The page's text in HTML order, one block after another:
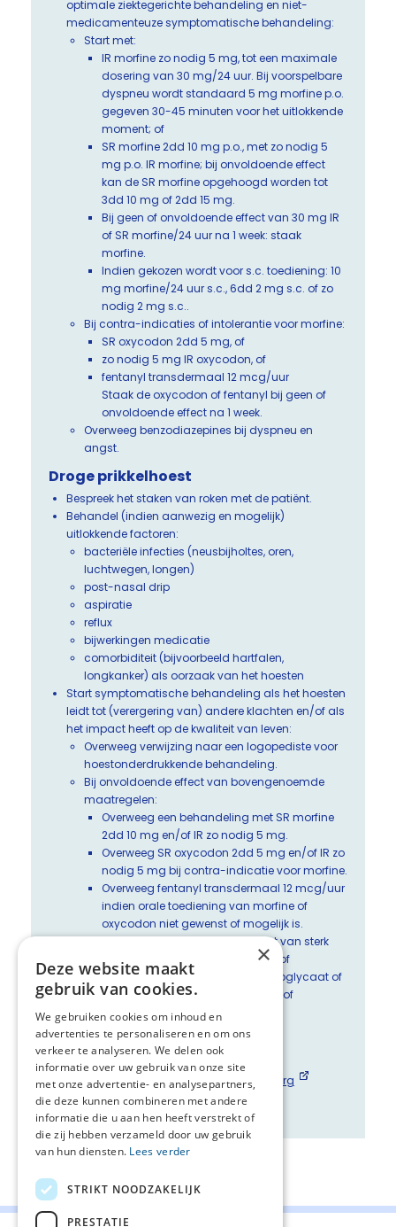
optimale ziektegerichte behandeling en niet-
medicamenteuze symptomatische behandeling:
Start met:
IR morfine zo nodig 5 mg, tot een maximale
dosering van 30 mg/24 uur. Bij voorspelbare
dyspneu wordt standaard 5 mg morfine p.o.
gegeven 30-45 minuten voor het uitlokkende
moment; of
SR morfine 2dd 10 mg p.o., met zo nodig 5
mg p.o. IR morfine; bij onvoldoende effect
kan de SR morfine opgehoogd worden tot
3dd 10 mg of 2dd 15 mg.
Bij geen of onvoldoende effect van 30 mg IR
of SR morfine/24 uur na 1 week: staak
morfine.
Indien gekozen wordt voor s.c. toediening: 10
mg morfine/24 uur s.c., 6dd 2 mg s.c. of zo
nodig 2 mg s.c..
Bij contra-indicaties of intolerantie voor morfine:
SR oxycodon 2dd 5 mg, of
zo nodig 5 mg IR oxycodon, of
fentanyl transdermaal 12 mcg/uur
Staak de oxycodon of fentanyl bij geen of
onvoldoende effect na 1 week.
Overweeg benzodiazepines bij dyspneu en
angst.
Droge prikkelhoest
Bespreek het staken van roken met de patiënt.
Behandel (indien aanwezig en mogelijk)
uitlokkende factoren:
bacteriële infecties (neusbijholtes, oren,
luchtwegen, longen)
post-nasal drip
aspiratie
reflux
bijwerkingen medicatie
comorbiditeit (bijvoorbeeld hartfalen,
longkanker) als oorzaak van het hoesten
Start symptomatische behandeling als het hoesten
leidt tot (verergering van) andere klachten en/of als
het impact heeft op de kwaliteit van leven:
Overweeg verwijzing naar een logopediste voor
hoestonderdrukkende behandeling.
Bij onvoldoende effect van bovengenoemde
maatregelen:
Overweeg een behandeling met SR morfine
2dd 10 mg en/of IR zo nodig 5 mg.
Overweeg SR oxycodon 2dd 5 mg en/of IR zo
nodig 5 mg bij contra-indicatie voor morfine.
Overweeg fentanyl transdermaal 12 mcg/uur
indien orale toediening van morfine of
oxycodon niet gewenst of mogelijk is.
Overweeg bij onvoldoende effect van sterk
werkende opioïden gabapentine of
pregabaline p.o., verneveld cromoglycaat of
lidocaine, of een SSRI (paroxetine of
sertraline).
Link naar meer informatie
Themapagina op Palliaweb
Patiënteninformatie op Overpalliatievezorg
Beslisboom
Deel deze pagina:
×
Deze website maakt
gebruik van cookies.
We gebruiken cookies om inhoud en
advertenties te personaliseren en om ons
verkeer te analyseren. We delen ook
informatie over uw gebruik van onze site
met onze advertentie- en analysepartners,
die deze kunnen combineren met andere
informatie die u aan hen heeft verstrekt of
die zij hebben verzameld door uw gebruik
van hun diensten. Lees verder
STRIKT NOODZAKELIJK
PRESTATIE